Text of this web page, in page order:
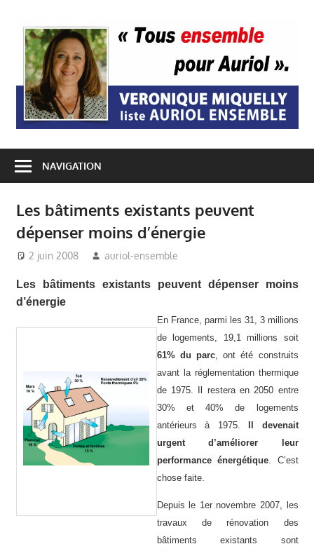
contenu
NAVIGATION
Les bâtiments existants peuvent
dépenser moins d’énergie
2 juin 2008 auriol-ensemble
durable,Economie Locale
Véronique Miquelly - Auriol
Les bâtiments existants peuvent dépenser moins
d’énergie
En France, parmi les 31, 3 millions
de logements, 19,1 millions soit
61% du parc, ont été construits
avant la réglementation thermique
de 1975. Il restera en 2050 entre
30% et 40% de logements
antérieurs à 1975.
Il devenait
urgent d’améliorer leur
performance énergétique. C’est
chose faite.
Depuis le 1er novembre 2007, les
travaux de rénovation des
bâtiments existants sont